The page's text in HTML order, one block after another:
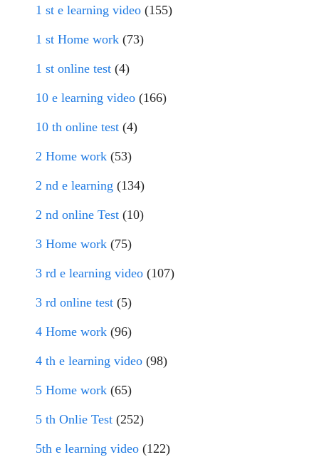
1 st e learning video (155)
1 st Home work (73)
1 st online test (4)
10 e learning video (166)
10 th online test (4)
2 Home work (53)
2 nd e learning (134)
2 nd online Test (10)
3 Home work (75)
3 rd e learning video (107)
3 rd online test (5)
4 Home work (96)
4 th e learning video (98)
5 Home work (65)
5 th Onlie Test (252)
5th e learning video (122)